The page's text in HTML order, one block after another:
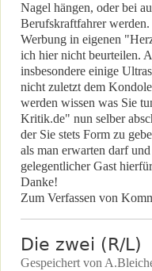
Nagel hängen, oder bei
Berufskraftfahrer
Werbung in eigenen
ich hier nicht beurteilen.
insbesondere einige
nicht zuletzt dem
werden wissen was Sie
Kritik.de" nun selber
der Sie stets Form zu
als man erwarten darf
gelegentlicher Gast
Danke!
Zum Verfassen von
Die zwei (R/L)
Gespeichert von